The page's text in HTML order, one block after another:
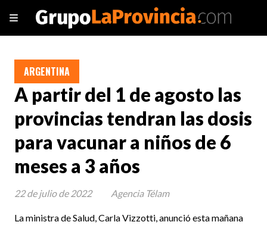
A partir del 1 de agosto las
provincias tendran las dosis
para vacunar a niños de 6
meses a 3 años
La ministra de Salud, Carla Vizzotti, anunció esta mañana
ARGENTINA
22 de julio de 2022 Agencia Télam